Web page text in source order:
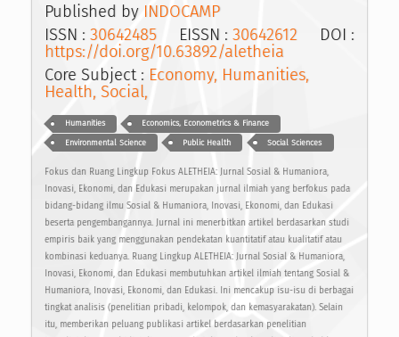
Published by INDOCAMP
ISSN : 30642485 EISSN : 30642612 DOI :
https://doi.org/10.63892/aletheia
Core Subject : Economy, Humanities,
Health, Social,
Humanities Economics, Econometrics & Finance
Environmental Science Public Health Social Sciences
Fokus dan Ruang Lingkup Fokus ALETHEIA: Jurnal Sosial & Humaniora,
Inovasi, Ekonomi, dan Edukasi merupakan jurnal ilmiah yang berfokus pada
bidang-bidang ilmu Sosial & Humaniora, Inovasi, Ekonomi, dan Edukasi
beserta pengembangannya. Jurnal ini menerbitkan artikel berdasarkan studi
empiris baik yang menggunakan pendekatan kuantitatif atau kualitatif atau
kombinasi keduanya. Ruang Lingkup ALETHEIA: Jurnal Sosial & Humaniora,
Inovasi, Ekonomi, dan Edukasi membutuhkan artikel ilmiah tentang Sosial &
Humaniora, Inovasi, Ekonomi, dan Edukasi. Ini mencakup isu-isu di berbagai
tingkat analisis (penelitian pribadi, kelompok, dan kemasyarakatan). Selain
itu, memberikan peluang publikasi artikel berdasarkan penelitian